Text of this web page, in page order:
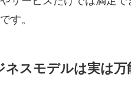
す。
スモデルは実は万